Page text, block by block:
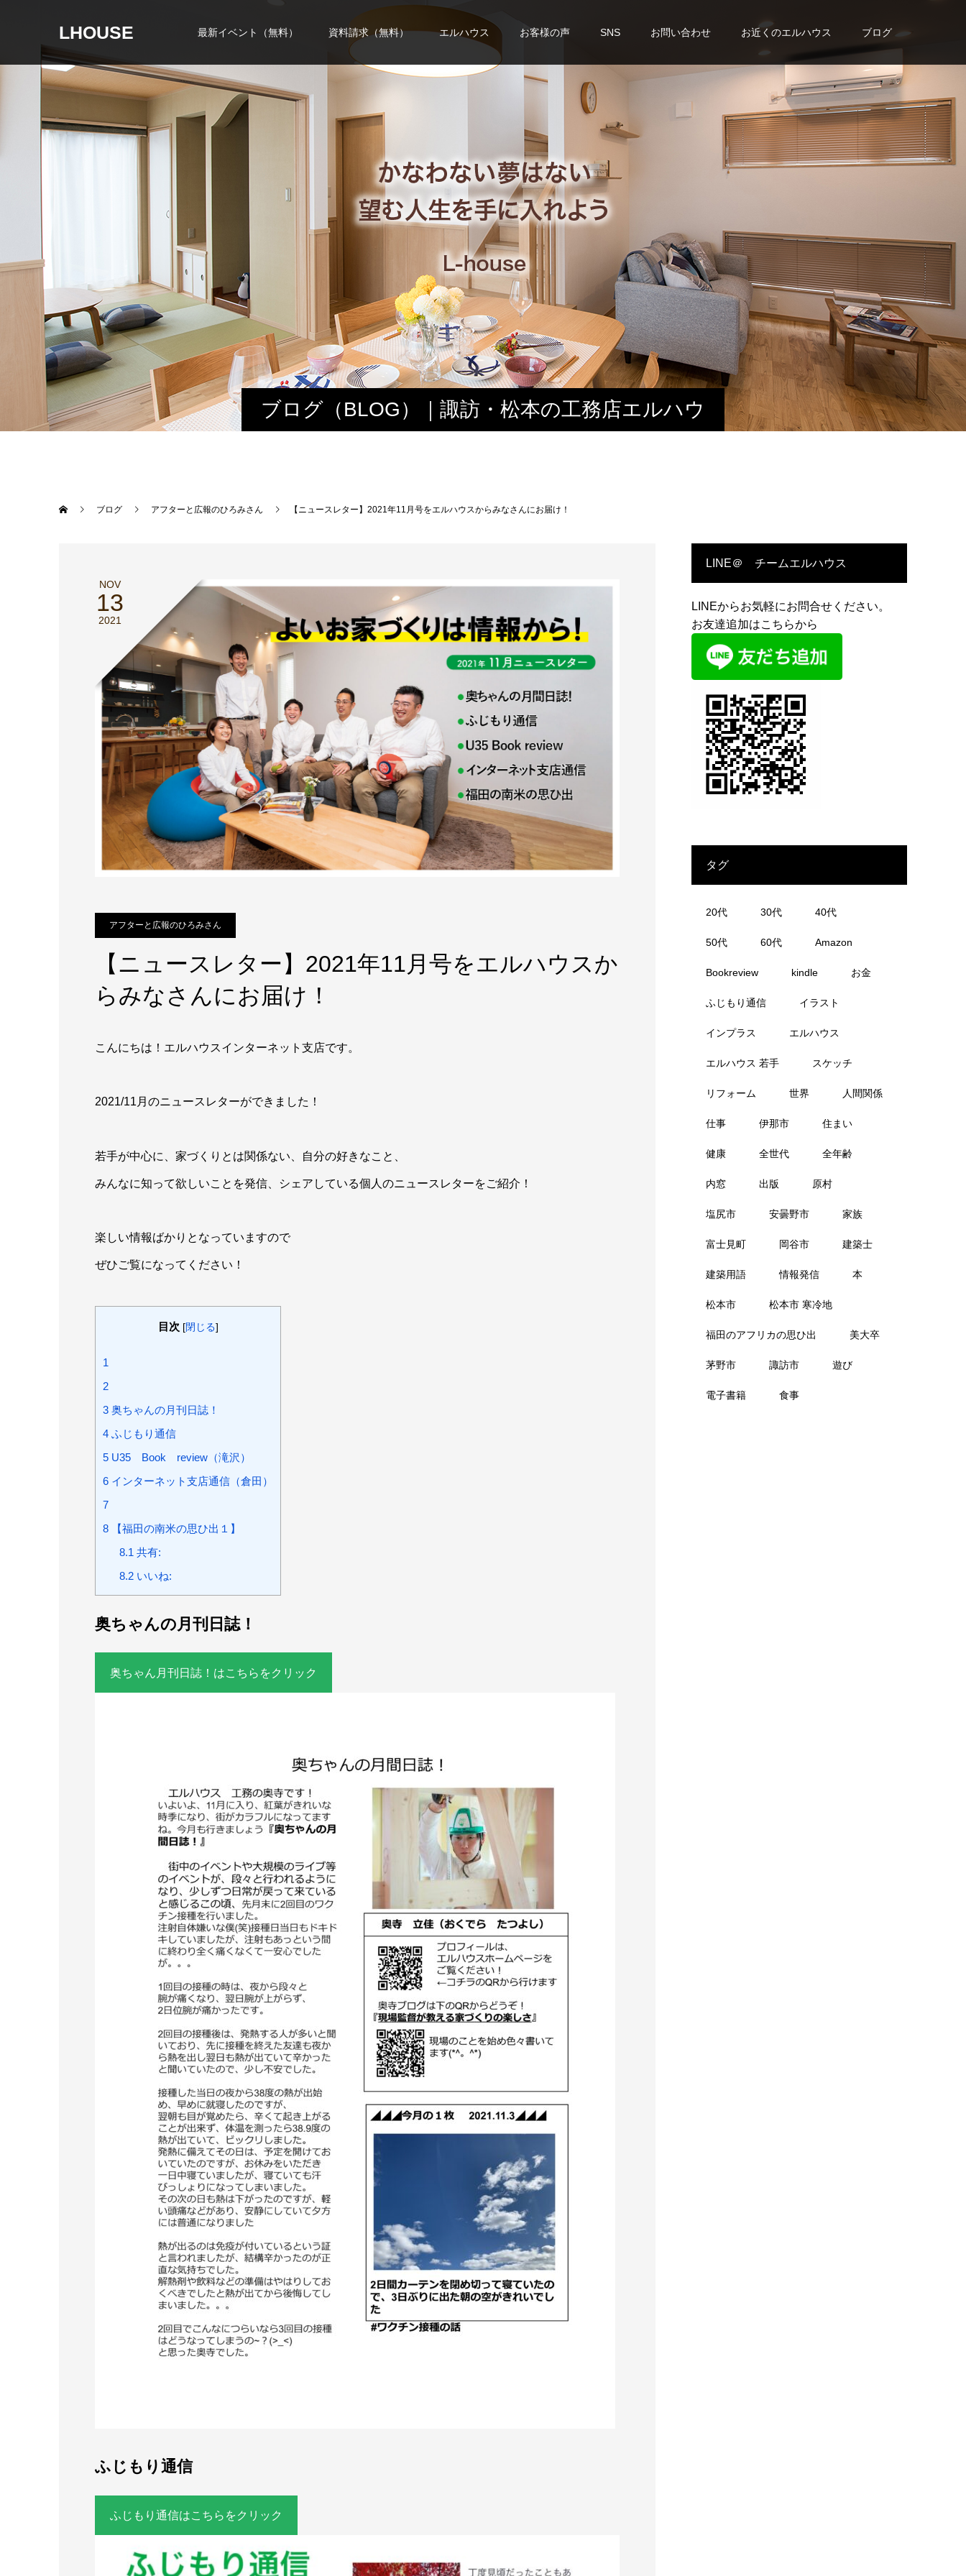
LHOUSE 最新イベント（無料） 資料請求（無料） エルハウス お客様の声 SNS お問い合わせ お近くのエルハウス ブログ
ブログ（BLOG）｜諏訪・松本の工務店エルハウ
ブログ アフターと広報のひろみさん 【ニュースレター】2021年11月号をエルハウスからみなさんにお届け！
NOV
13
2021
アフターと広報のひろみさん
【ニュースレター】2021年11月号をエルハウスか
らみなさんにお届け！
こんにちは！エルハウスインターネット支店です。
2021/11月のニュースレターができました！
若手が中心に、家づくりとは関係ない、自分の好きなこと、
みんなに知って欲しいことを発信、シェアしている個人のニュースレターをご紹介！
楽しい情報ばかりとなっていますので
ぜひご覧になってください！
目次 [閉じる]
1
2
3 奥ちゃんの月刊日誌！
4 ふじもり通信
5 U35 Book review（滝沢）
6 インターネット支店通信（倉田）
7
8 【福田の南米の思ひ出１】
8.1 共有:
8.2いいね:
奥ちゃんの月刊日誌！
奥ちゃん月刊日誌！はこちらをクリック
ふじもり通信
ふじもり通信はこちらをクリック
LINE＠ チームエルハウス
LINEからお気軽にお問合せください。
お友達追加はこちらから
タグ
20代 30代 40代
50代 60代 Amazon
Bookreview kindle お金
ふじもり通信 イラスト
インプラス エルハウス
エルハウス 若手 スケッチ
リフォーム 世界 人間関係
仕事 伊那市 住まい
健康 全世代 全年齢
内窓 出版 原村
塩尻市 安曇野市 家族
富士見町 岡谷市 建築士
建築用語 情報発信 本
松本市 松本市 寒冷地
福田のアフリカの思ひ出 美大卒
茅野市 諏訪市 遊び
電子書籍 食事